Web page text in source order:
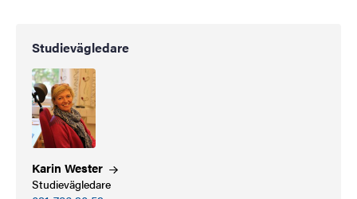
Studievägledare
Karin Wester
Studievägledare